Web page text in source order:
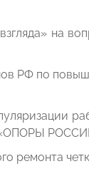
на
РФ по
«ОПОРЫ